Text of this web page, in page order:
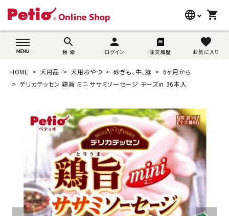
language
wovn-lang-name
shopping_cart
search
検 索
person
ログイン 注文履歴
favorite
お気に入り
search
猫用品
うさぎ用品
ブランド別に探す
目的別に探す
SNS
ご利用案内
HOME 犬用品 犬用おやつ 砂ぎも、牛、豚
6ヶ月から
デリカテッセン 鶏旨 ミニ ササミソーセージ チーズin 36本入